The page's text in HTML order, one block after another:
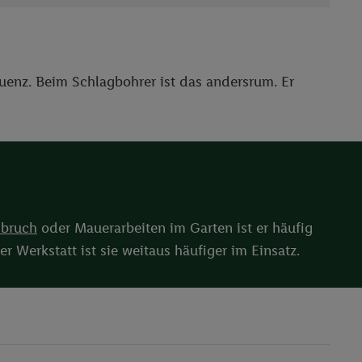
Beim Schlagbohrer ist das andersrum. Er
oder Mauerarbeiten im Garten ist er häufig
Werkstatt ist sie weitaus häufiger im Einsatz.
Utiq-
von
Profilen zur